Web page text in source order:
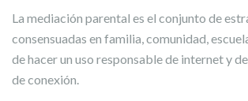
La mediación parental es el conjunto de
consensuadas en familia, comunidad,
de hacer un uso responsable de internet y
de conexión.